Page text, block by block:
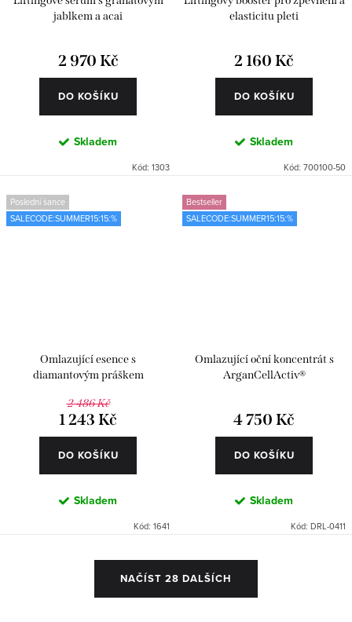
jablkem a acai
2 970 Kč
DO KOŠÍKU
Skladem
Kód: 1303
elasticitu pleti
2 160 Kč
DO KOŠÍKU
Skladem
Kód: 700100-50
Poslední šance
SALECODE:SUMMER15:15:%
Omlazující esence s
diamantovým práškem
2 486 Kč
1 243 Kč
DO KOŠÍKU
Skladem
Kód: 1641
Bestseller
SALECODE:SUMMER15:15:%
Omlazující oční koncentrát s
ArganCellActiv®
4 750 Kč
DO KOŠÍKU
Skladem
Kód: DRL-0411
NAČÍST 28 DALŠÍCH